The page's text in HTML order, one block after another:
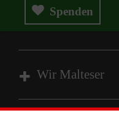
Spenden
Wir Malteser